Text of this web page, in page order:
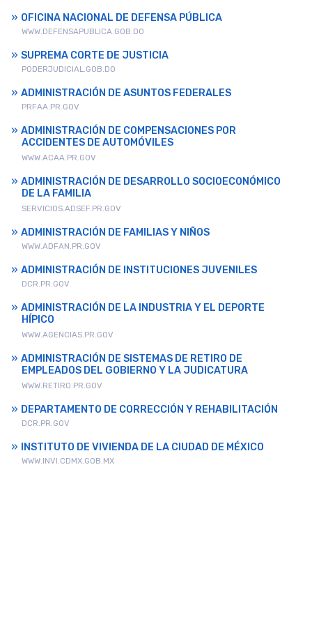
OFICINA NACIONAL DE DEFENSA PÚBLICA
WWW.DEFENSAPUBLICA.GOB.DO
SUPREMA CORTE DE JUSTICIA
PODERJUDICIAL.GOB.DO
ADMINISTRACIÓN DE ASUNTOS FEDERALES
PRFAA.PR.GOV
ADMINISTRACIÓN DE COMPENSACIONES POR
ACCIDENTES DE AUTOMÓVILES
WWW.ACAA.PR.GOV
ADMINISTRACIÓN DE DESARROLLO SOCIOECONÓMICO
DE LA FAMILIA
SERVICIOS.ADSEF.PR.GOV
ADMINISTRACIÓN DE FAMILIAS Y NIÑOS
WWW.ADFAN.PR.GOV
ADMINISTRACIÓN DE INSTITUCIONES JUVENILES
DCR.PR.GOV
ADMINISTRACIÓN DE LA INDUSTRIA Y EL DEPORTE
HÍPICO
WWW.AGENCIAS.PR.GOV
ADMINISTRACIÓN DE SISTEMAS DE RETIRO DE
EMPLEADOS DEL GOBIERNO Y LA JUDICATURA
WWW.RETIRO.PR.GOV
DEPARTAMENTO DE CORRECCIÓN Y REHABILITACIÓN
DCR.PR.GOV
INSTITUTO DE VIVIENDA DE LA CIUDAD DE MÉXICO
WWW.INVI.CDMX.GOB.MX